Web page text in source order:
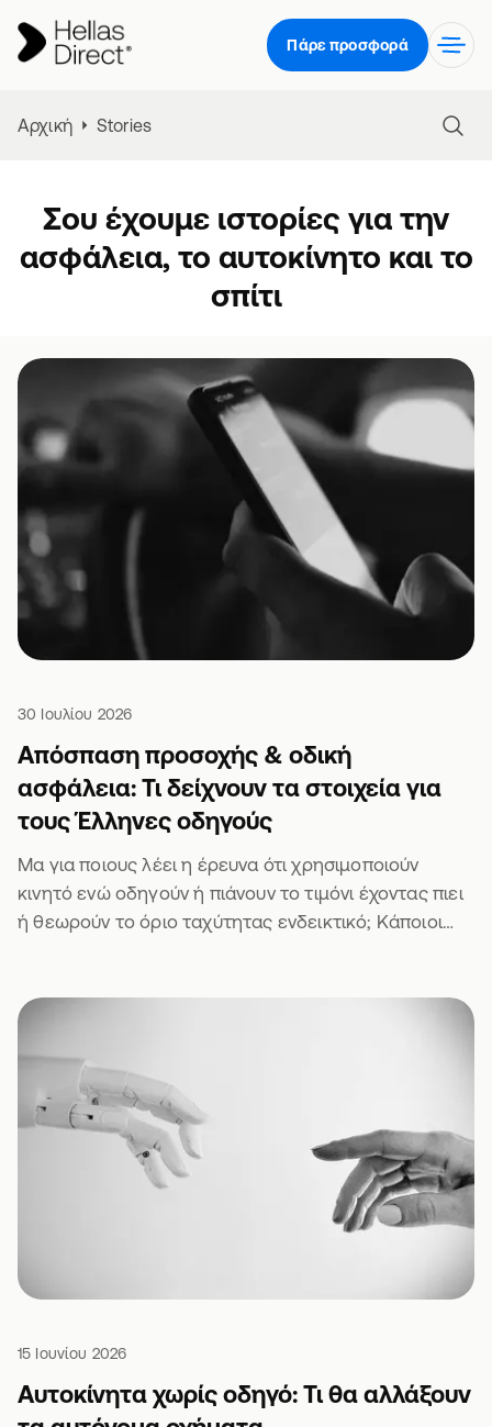
Πάρε προσφορά
Αρχική Stories
Σου έχουμε ιστορίες για την
ασφάλεια, το αυτοκίνητο και το
σπίτι
30 Ιουλίου 2026
Απόσπαση προσοχής & οδική
ασφάλεια: Τι δείχνουν τα στοιχεία για
τους Έλληνες οδηγούς
Μα για ποιους λέει η έρευνα ότι χρησιμοποιούν
κινητό ενώ οδηγούν ή πιάνουν το τιμόνι έχοντας πιει
ή θεωρούν το όριο ταχύτητας ενδεικτικό; Κάποιοι
15 Ιουνίου 2026
Αυτοκίνητα χωρίς οδηγό: Τι θα αλλάξουν